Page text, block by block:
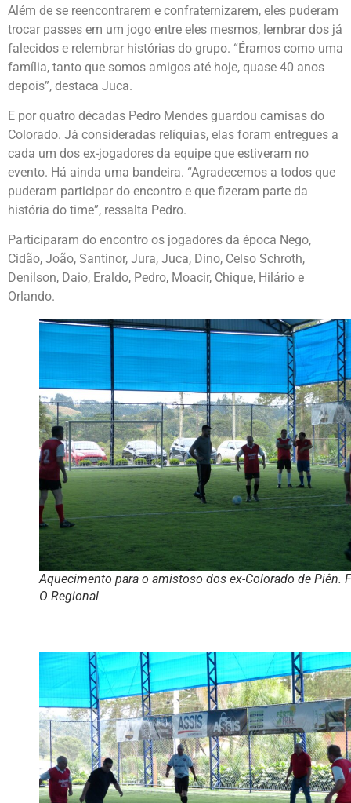
Além de se reencontrarem e confraternizarem, eles puderam
trocar passes em um jogo entre eles mesmos, lembrar dos já
falecidos e relembrar histórias do grupo. “Éramos como uma
família, tanto que somos amigos até hoje, quase 40 anos
depois”, destaca Juca.
E por quatro décadas Pedro Mendes guardou camisas do
Colorado. Já consideradas relíquias, elas foram entregues a
cada um dos ex-jogadores da equipe que estiveram no
evento. Há ainda uma bandeira. “Agradecemos a todos que
puderam participar do encontro e que fizeram parte da
história do time”, ressalta Pedro.
Participaram do encontro os jogadores da época Nego,
Cidão, João, Santinor, Jura, Juca, Dino, Celso Schroth,
Denilson, Daio, Eraldo, Pedro, Moacir, Chique, Hilário e
Orlando.
Aquecimento para o amistoso dos ex-Colorado de Piên.
O Regional